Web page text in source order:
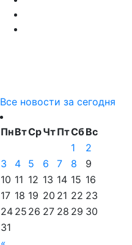
Все новости за сегодня
ПнВтСрЧтПтСбВс
1
2
3
4 5 6 7 8
9
10 11 12 13 14 15 16
17 18 19 20 21 22 23
24 25 26 27 28 29 30
31